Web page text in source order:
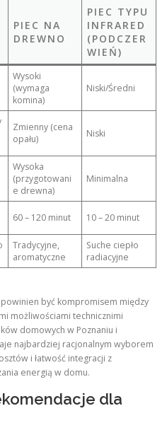
PIEC NA
DREWNO
PIEC TYPU
INFRARED
(PODCZER
WIEŃ)
Wysoki
(wymaga
komina)
Niski/Średni
Zmienny (cena
opału)
Niski
Wysoka
(przygotowani
e drewna)
Minimalna
60 – 120 minut 10 – 20 minut
Tradycyjne,
aromatyczne
Suche ciepło
radiacyjne
być kompromisem między
możliwościami technicznimi
domowych w Poznaniu i
najbardziej racjonalnym wyborem
i łatwość integracji z
energią w domu.
dla